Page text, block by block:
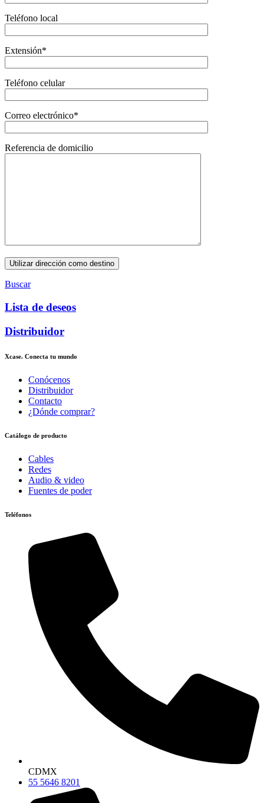
Teléfono local
Extensión*
Teléfono celular
Correo electrónico*
Referencia de domicilio
Buscar
Lista de deseos
Distribuidor
Xcase. Conecta tu mundo
Conócenos
Distribuidor
Contacto
¿Dónde comprar?
Catálogo de producto
Cables
Redes
Audio & video
Fuentes de poder
Teléfonos
CDMX
55 5646 8201